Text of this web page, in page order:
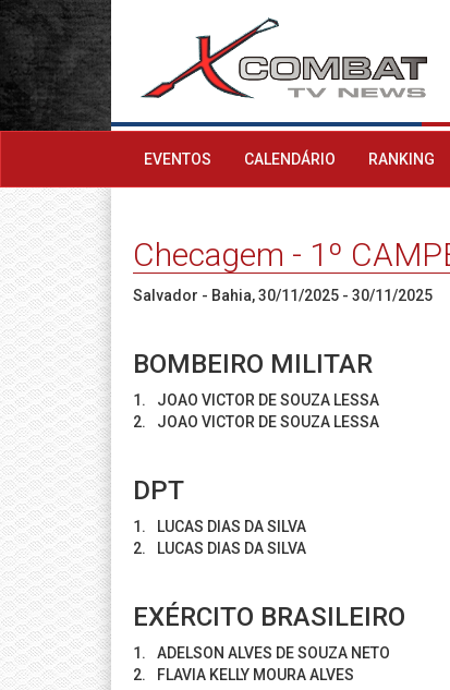
EVENTOS CALENDÁRIO RANKING
Checagem - 1º
Salvador - Bahia, 30/11/2025 - 30/11/2025
BOMBEIRO MILITAR
1. JOAO VICTOR DE SOUZA LESSA
2.
JOAO VICTOR DE SOUZA LESSA
DPT
1. LUCAS DIAS DA SILVA
2.
LUCAS DIAS DA SILVA
EXÉRCITO BRASILEIRO
1. ADELSON ALVES DE SOUZA NETO
2.
FLAVIA KELLY MOURA ALVES